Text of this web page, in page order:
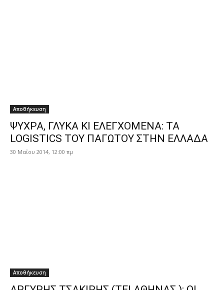
Αποθήκευση
ΨΥΧΡΑ, ΓΛΥΚΑ ΚΙ ΕΛΕΓΧΟΜΕΝΑ: ΤΑ
LOGISTICS ΤΟΥ ΠΑΓΩΤΟΥ ΣΤΗΝ ΕΛΛΑΔΑ
30 Μαΐου 2014, 12:00 πμ
Αποθήκευση